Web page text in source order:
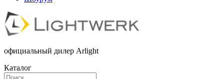
официальный дилер Arlight
Каталог